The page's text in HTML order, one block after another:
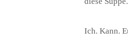
Ich. Kann.